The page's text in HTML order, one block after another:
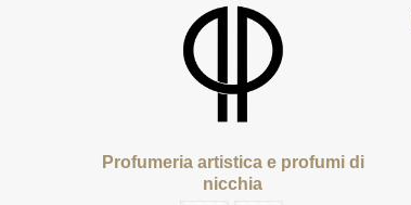
Profumeria artistica e profumi di
nicchia